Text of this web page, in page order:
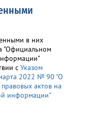
в них
"Официальном
с Указом
2022 № 90 "О
актов на
информации"